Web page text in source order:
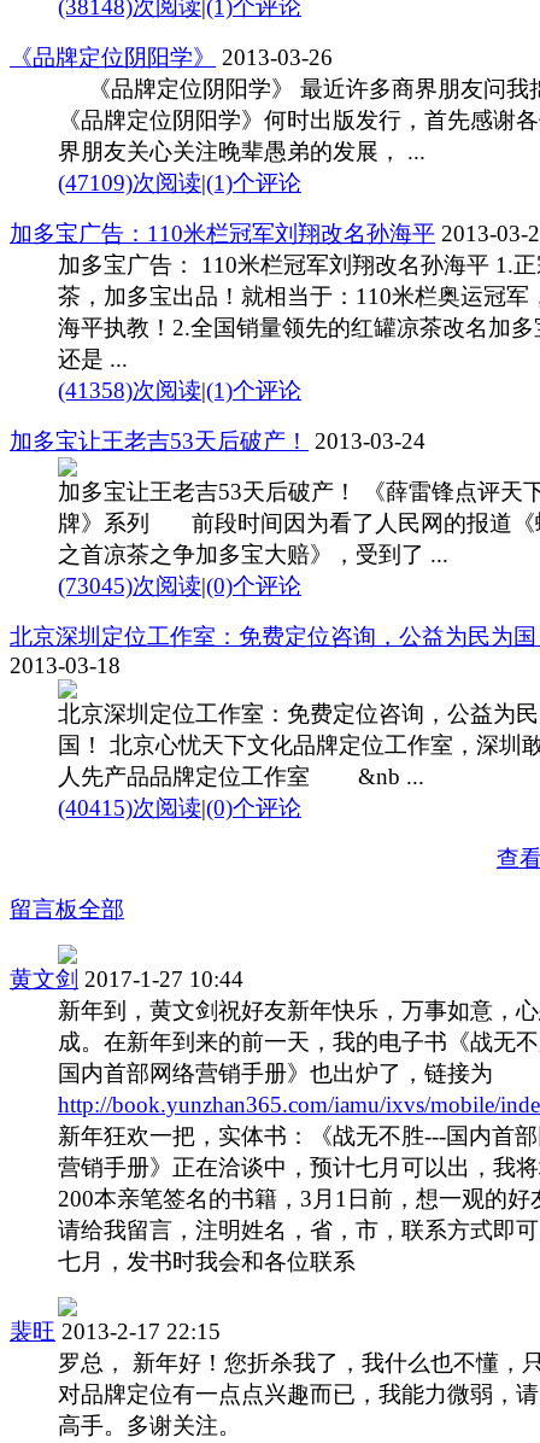
(38148)次阅读|(1)个评论
《品牌定位阴阳学》
2013-03-26
《品牌定位阴阳学》 最近许多商界朋友问我
《品牌定位阴阳学》何时出版发行，首先感谢
界朋友关心关注晚辈愚弟的发展， ...
(47109)次阅读|(1)个评论
加多宝广告：110米栏冠军刘翔改名孙海平 2013-03-
加多宝广告： 110米栏冠军刘翔改名孙海平 1.
茶，加多宝出品！就相当于：110米栏奥运冠军
海平执教！2.全国销量领先的红罐凉茶改名加多
还是 ...
(41358)次阅读|(1)个评论
加多宝让王老吉53天后破产！
2013-03-24
加多宝让王老吉53天后破产！ 《薛雷锋点评天
牌》系列 前段时间因为看了人民网的报道《
之首凉茶之争加多宝大赔》，受到了 ...
(73045)次阅读|(0)个评论
北京深圳定位工作室：免费定位咨询，公益为民为
2013-03-18
北京深圳定位工作室：免费定位咨询，公益为
国！ 北京心忧天下文化品牌定位工作室，深圳
人先产品品牌定位工作室 &nb ...
(40415)次阅读|(0)个评论
查
留言板全部
黄文剑 2017-1-27 10:44
新年到，黄文剑祝好友新年快乐，万事如意，
成。在新年到来的前一天，我的电子书《战无
国内首部网络营销手册》也出炉了，链接为
http://book.yunzhan365.com/iamu/ixvs/mobile/
新年狂欢一把，实体书：《战无不胜---国内首
营销手册》正在洽谈中，预计七月可以出，我
200本亲笔签名的书籍，3月1日前，想一观的好
请给我留言，注明姓名，省，市，联系方式即
七月，发书时我会和各位联系
裴旺 2013-2-17 22:15
罗总， 新年好！您折杀我了，我什么也不懂，
对品牌定位有一点点兴趣而已，我能力微弱，
高手。多谢关注。